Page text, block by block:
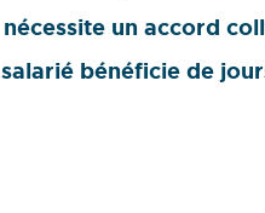
nécessite un accord
salarié bénéficie de